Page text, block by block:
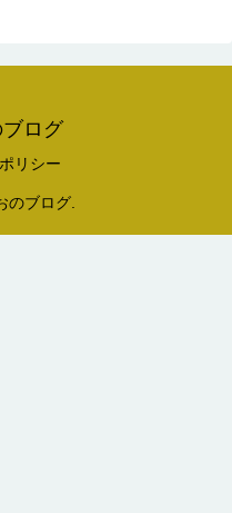
ログ
リシー
のブログ.